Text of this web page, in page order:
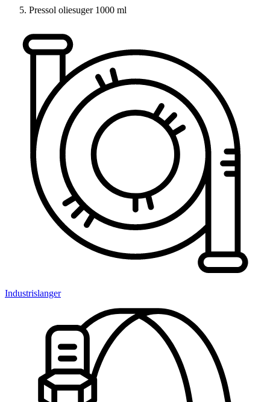
Pressol oliesuger 1000 ml
Industrislanger